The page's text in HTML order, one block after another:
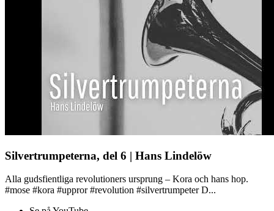
Silvertrumpeterna, del 6 | Hans Lindelöw
Alla gudsfientliga revolutioners ursprung – Kora och hans hop.
#mose #kora #uppror #revolution #silvertrumpeter D...